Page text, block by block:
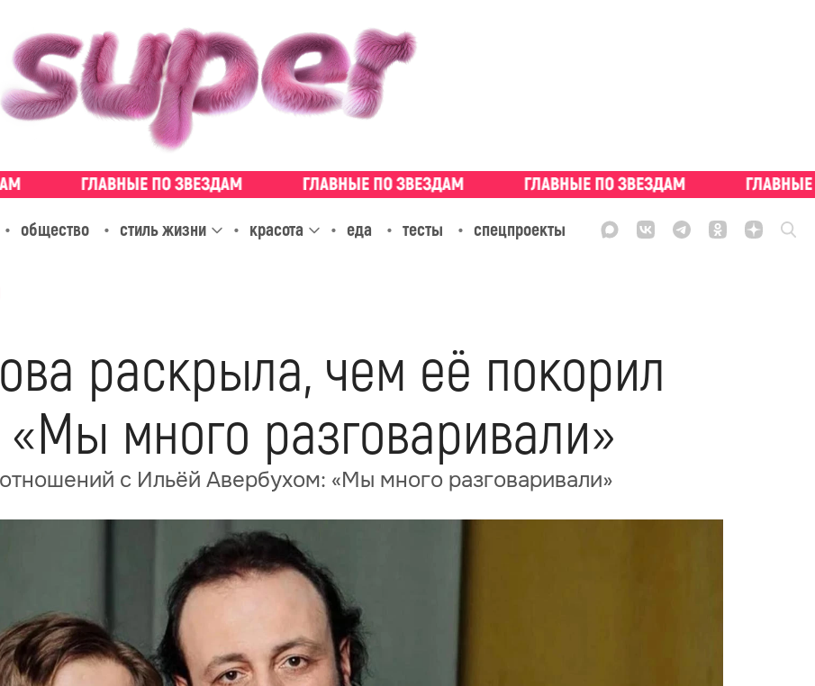
общество стиль жизни красота еда тесты спецпроекты
раскрыла, чем её покорил
«Мы много разговаривали»
с Ильёй Авербухом: «Мы много разговаривали»